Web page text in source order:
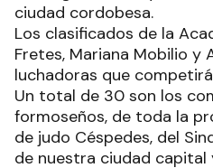
ciudad cordobesa.
Los clasificados de la
Fretes, Mariana Mobilio y
luchadoras que
Un total de 30 son los
formoseños, de toda la
de judo Céspedes, del
de nuestra ciudad capital